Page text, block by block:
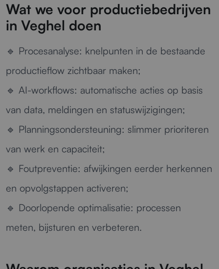
Wat we voor productiebedrijven
in Veghel doen
🔹 Procesanalyse: knelpunten in de bestaande
productieflow zichtbaar maken;
🔹 AI-workflows: automatische acties op basis
van data, meldingen en statuswijzigingen;
🔹 Planningsondersteuning: slimmer prioriteren
van werk en capaciteit;
🔹 Foutpreventie: afwijkingen eerder herkennen
en opvolgstappen activeren;
🔹 Doorlopende optimalisatie: processen
meten, bijsturen en verbeteren.